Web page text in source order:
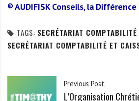
® AUDIFISK Conseils, la Différence
TAGS: SECRÉTARIAT
SECRÉTARIAT COMPTABILITÉ ET
Previous Post
L’Organisation